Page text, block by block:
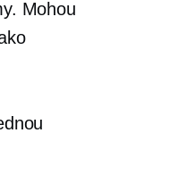
Mohou